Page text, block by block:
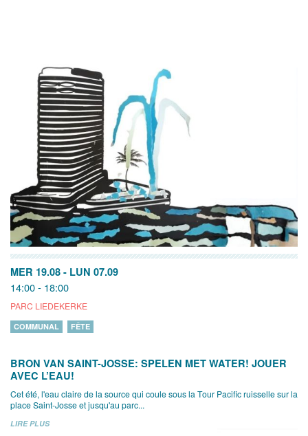
MER 19.08 - LUN 07.09
14:00 - 18:00
PARC LIEDEKERKE
COMMUNAL FÊTE
BRON VAN SAINT-JOSSE: SPELEN MET WATER! JOUER
AVEC L’EAU!
Cet été, l'eau claire de la source qui coule sous la Tour Pacific ruisselle sur la
place Saint-Josse et jusqu'au parc...
LIRE PLUS